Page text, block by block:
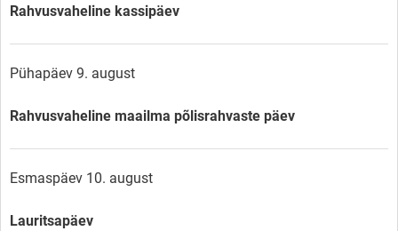
Rahvusvaheline kassipäev
Pühapäev 9. august
Rahvusvaheline maailma põlisrahvaste päev
Esmaspäev 10. august
Lauritsapäev